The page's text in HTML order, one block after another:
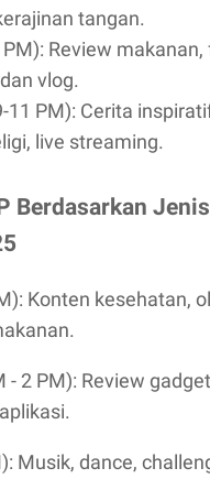
tangan.
Review makanan,
vlog.
11 PM): Cerita
live streaming.
Berdasarkan
Konten kesehatan,
- 2 PM): Review
Musik, dance,